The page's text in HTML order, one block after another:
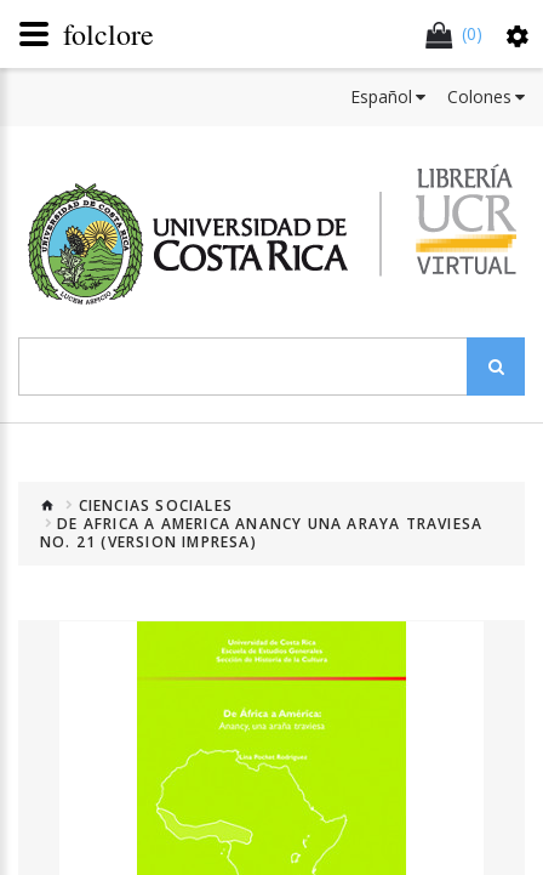
(0)
Colones
Español
CIENCIAS SOCIALES
DE AFRICA A AMERICA ANANCY UNA ARAYA TRAVIESA
NO. 21 (VERSION IMPRESA)
folclore